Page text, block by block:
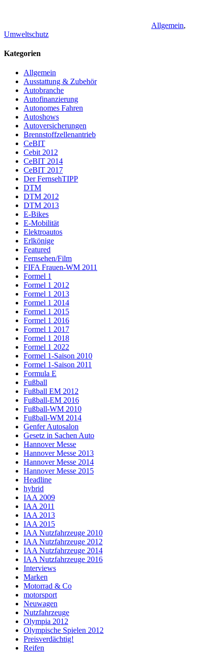
Allgemein,
Umweltschutz
Kategorien
Allgemein
Ausstattung & Zubehör
Autobranche
Autofinanzierung
Autonomes Fahren
Autoshows
Autoversicherungen
Brennstoffzellenantrieb
CeBIT
Cebit 2012
CeBIT 2014
CeBIT 2017
Der FernsehTIPP
DTM
DTM 2012
DTM 2013
E-Bikes
E-Mobilität
Elektroautos
Erlkönige
Featured
Fernsehen/Film
FIFA Frauen-WM 2011
Formel 1
Formel 1 2012
Formel 1 2013
Formel 1 2014
Formel 1 2015
Formel 1 2016
Formel 1 2017
Formel 1 2018
Formel 1 2022
Formel 1-Saison 2010
Formel 1-Saison 2011
Formula E
Fußball
Fußball EM 2012
Fußball-EM 2016
Fußball-WM 2010
Fußball-WM 2014
Genfer Autosalon
Gesetz in Sachen Auto
Hannover Messe
Hannover Messe 2013
Hannover Messe 2014
Hannover Messe 2015
Headline
hybrid
IAA 2009
IAA 2011
IAA 2013
IAA 2015
IAA Nutzfahrzeuge 2010
IAA Nutzfahrzeuge 2012
IAA Nutzfahrzeuge 2014
IAA Nutzfahrzeuge 2016
Interviews
Marken
Motorrad & Co
motorsport
Neuwagen
Nutzfahrzeuge
Olympia 2012
Olympische Spielen 2012
Preisverdächtig!
Reifen